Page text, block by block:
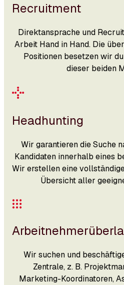
Recruitment
Direktansprache und
Arbeit Hand in Hand. Die
Positionen besetzen wir
dieser beiden
Headhunting
Wir garantieren die Suche
Kandidaten innerhalb eines
Wir erstellen eine
Übersicht aller
Wir suchen und
Zentrale, z. B.
Marketing-Koordinatoren,